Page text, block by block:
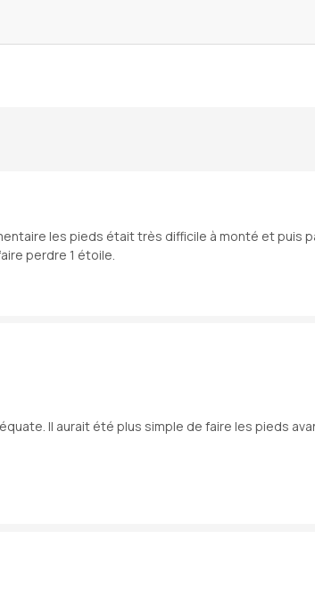
les pieds était très difficile à monté et puis
perdre 1 étoile.
Il aurait été plus simple de faire les pieds